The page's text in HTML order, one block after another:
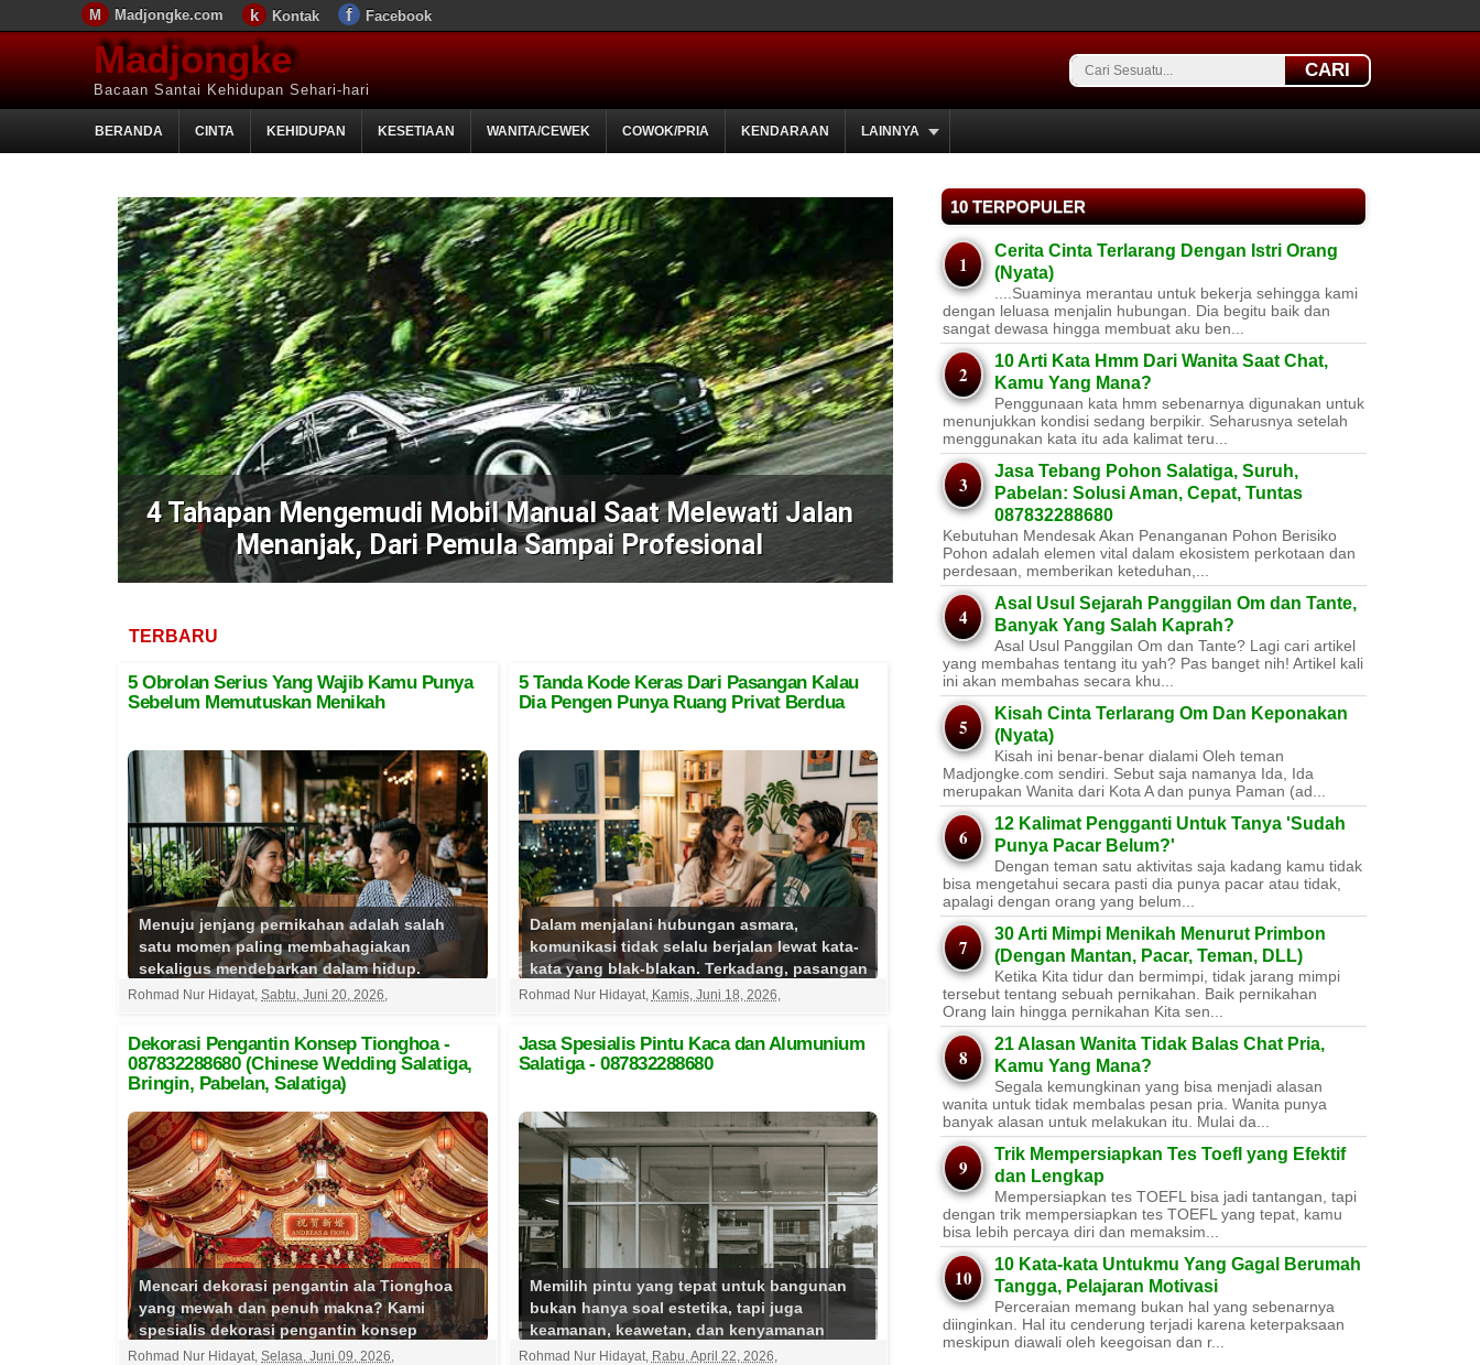
Madjongke.com Kontak Facebook
Madjongke
Bacaan Santai Kehidupan Sehari-hari
CARI
BERANDA CINTA KEHIDUPAN KESETIAAN WANITA/CEWEK COWOK/PRIA KENDARAAN LAINNYA
4 Tahapan Mengemudi Mobil Manual Saat Melewati Jalan
Menanjak, Dari Pemula Sampai Profesional
TERBARU
5 Obrolan Serius Yang Wajib Kamu Punya
Sebelum Memutuskan Menikah
Menuju jenjang pernikahan adalah salah
satu momen paling membahagiakan
sekaligus mendebarkan dalam hidup.
Banyak pasangan yang terlalu sibuk...
Rohmad Nur Hidayat, Sabtu, Juni 20, 2026,
5 Tanda Kode Keras Dari Pasangan Kalau
Dia Pengen Punya Ruang Privat Berdua
Dalam menjalani hubungan asmara,
komunikasi tidak selalu berjalan lewat kata-
kata yang blak-blakan. Terkadang, pasangan
kamu lebih suka memb... Selengkapnya
Rohmad Nur Hidayat, Kamis, Juni 18, 2026,
Dekorasi Pengantin Konsep Tionghoa -
087832288680 (Chinese Wedding Salatiga,
Bringin, Pabelan, Salatiga)
Mencari dekorasi pengantin ala Tionghoa
yang mewah dan penuh makna? Kami
spesialis dekorasi pengantin konsep
Tionghoa untuk wilayah Chinese ...
Rohmad Nur Hidayat, Selasa, Juni 09, 2026,
Jasa Spesialis Pintu Kaca dan Alumunium
Salatiga - 087832288680
Memilih pintu yang tepat untuk bangunan
bukan hanya soal estetika, tapi juga
keamanan, keawetan, dan kenyamanan
jangka panjang. Jika Anda se...
Rohmad Nur Hidayat, Rabu, April 22, 2026,
10 TERPOPULER
Cerita Cinta Terlarang Dengan Istri Orang
(Nyata)
....Suaminya merantau untuk bekerja sehingga kami
dengan leluasa menjalin hubungan. Dia begitu baik dan
sangat dewasa hingga membuat aku ben...
10 Arti Kata Hmm Dari Wanita Saat Chat,
Kamu Yang Mana?
Penggunaan kata hmm sebenarnya digunakan untuk
menunjukkan kondisi sedang berpikir. Seharusnya setelah
menggunakan kata itu ada kalimat teru...
Jasa Tebang Pohon Salatiga, Suruh,
Pabelan: Solusi Aman, Cepat, Tuntas
087832288680
Kebutuhan Mendesak Akan Penanganan Pohon Berisiko ​
Pohon adalah elemen vital dalam ekosistem perkotaan dan
perdesaan, memberikan keteduhan,...
Asal Usul Sejarah Panggilan Om dan Tante,
Banyak Yang Salah Kaprah?
Asal Usul Panggilan Om dan Tante? Lagi cari artikel
yang membahas tentang itu yah? Pas banget nih! Artikel kali
ini akan membahas secara khu...
Kisah Cinta Terlarang Om Dan Keponakan
(Nyata)
Kisah ini benar-benar dialami Oleh teman
Madjongke.com sendiri. Sebut saja namanya Ida, Ida
merupakan Wanita dari Kota A dan punya Paman (ad...
12 Kalimat Pengganti Untuk Tanya 'Sudah
Punya Pacar Belum?'
Dengan teman satu aktivitas saja kadang kamu tidak
bisa mengetahui secara pasti dia punya pacar atau tidak,
apalagi dengan orang yang belum...
30 Arti Mimpi Menikah Menurut Primbon
(Dengan Mantan, Pacar, Teman, DLL)
Ketika Kita tidur dan bermimpi, tidak jarang mimpi
tersebut tentang sebuah pernikahan. Baik pernikahan
Orang lain hingga pernikahan Kita sen...
21 Alasan Wanita Tidak Balas Chat Pria,
Kamu Yang Mana?
Segala kemungkinan yang bisa menjadi alasan
wanita untuk tidak membalas pesan pria. Wanita punya
banyak alasan untuk melakukan itu. Mulai da...
Trik Mempersiapkan Tes Toefl yang Efektif
dan Lengkap
Mempersiapkan tes TOEFL bisa jadi tantangan, tapi
dengan trik mempersiapkan tes TOEFL yang tepat, kamu
bisa lebih percaya diri dan memaksim...
10 Kata-kata Untukmu Yang Gagal Berumah
Tangga, Pelajaran Motivasi
Perceraian memang bukan hal yang sebenarnya
diinginkan. Hal itu cenderung terjadi karena keterpaksaan
meskipun diawali oleh keegoisan dan r...